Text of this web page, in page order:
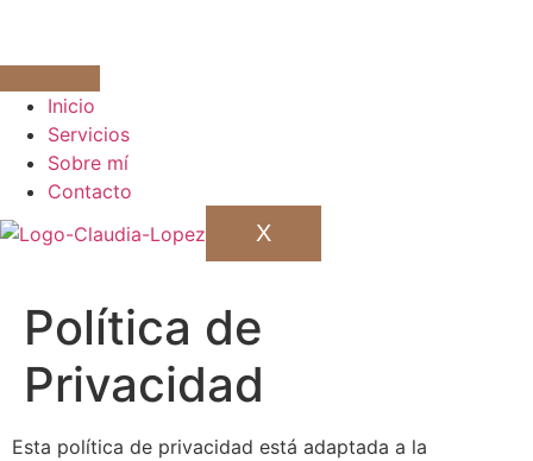
Inicio
Servicios
Sobre mí
Contacto
X
Política de
Privacidad
Esta política de privacidad está adaptada a la